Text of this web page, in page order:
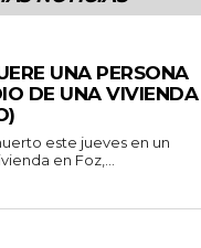
UNA PERSONA
DE UNA VIVIENDA
este jueves en un
en Foz,...